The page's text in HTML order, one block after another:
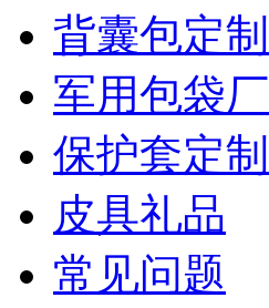
背囊包定制
军用包袋厂
保护套定制
皮具礼品
常见问题